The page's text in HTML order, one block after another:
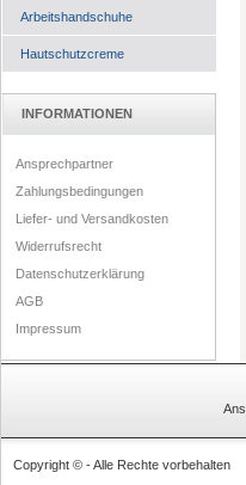
Arbeitshandschuhe
Hautschutzcreme
INFORMATIONEN
Ansprechpartner
Zahlungsbedingungen
Liefer- und Versandkosten
Widerrufsrecht
Datenschutzerklärung
AGB
Impressum
Copyright © - Alle Rechte vorbehalten